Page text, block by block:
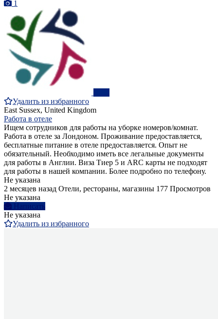
1
Удалить из избранного
East Sussex, United Kingdom
Работа в отеле
Ищем сотрудников для работы на уборке номеров/комнат.
Работа в отеле за Лондоном. Проживание предоставляется,
бесплатные питание в отеле предоставляется. Опыт не
обязательный. Необходимо иметь все легальные документы
для работы в Англии. Виза Тиер 5 и ARC карты не подходят
для работы в нашей компании. Более подробно по телефону.
Не указана
2 месяцев назад Отели, рестораны, магазины 177 Просмотров
Не указана
Написать
Не указана
Удалить из избранного